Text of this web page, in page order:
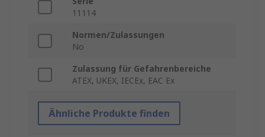
11114
Normen/Zulassungen
No
Zulassung für Gefahrenbereiche
ATEX, UKEX, IECEx, EAC Ex
Ähnliche Produkte finden